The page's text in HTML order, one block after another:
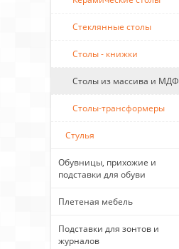
Стеклянные столы
Столы - книжки
Столы из массива и МДФ
Столы-трансформеры
Стулья
Обувницы, прихожие и
подставки для обуви
Плетеная мебель
Подставки для зонтов и
журналов